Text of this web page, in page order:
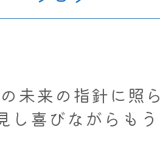
未来の指針に照ら
し喜びながらもう